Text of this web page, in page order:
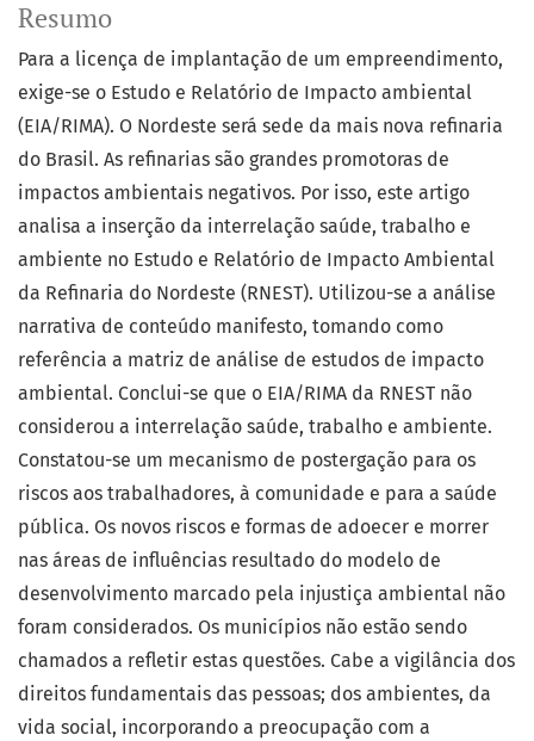
Resumo
Para a licença de implantação de um empreendimento,
exige-se o Estudo e Relatório de Impacto ambiental
(EIA/RIMA). O Nordeste será sede da mais nova refinaria
do Brasil. As refinarias são grandes promotoras de
impactos ambientais negativos. Por isso, este artigo
analisa a inserção da interrelação saúde, trabalho e
ambiente no Estudo e Relatório de Impacto Ambiental
da Refinaria do Nordeste (RNEST). Utilizou-se a análise
narrativa de conteúdo manifesto, tomando como
referência a matriz de análise de estudos de impacto
ambiental. Conclui-se que o EIA/RIMA da RNEST não
considerou a interrelação saúde, trabalho e ambiente.
Constatou-se um mecanismo de postergação para os
riscos aos trabalhadores, à comunidade e para a saúde
pública. Os novos riscos e formas de adoecer e morrer
nas áreas de influências resultado do modelo de
desenvolvimento marcado pela injustiça ambiental não
foram considerados. Os municípios não estão sendo
chamados a refletir estas questões. Cabe a vigilância dos
direitos fundamentais das pessoas; dos ambientes, da
vida social, incorporando a preocupação com a